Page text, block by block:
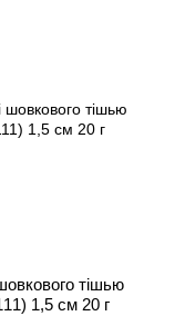
тішью
1,5 см 20 г